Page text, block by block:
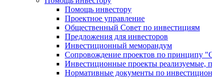
Помощь инвестору
Проектное управление
Общественный Совет по инвестициям
Предложения для инвесторов
Инвестиционный меморандум
Сопровождение проектов по принципу
Инвестиционные проекты реализуемые,
Нормативные документы по